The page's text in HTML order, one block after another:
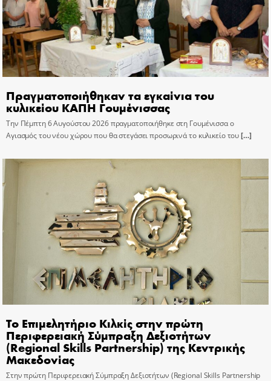
Πραγματοποιήθηκαν τα εγκαίνια του
κυλικείου ΚΑΠΗ Γουμένισσας
Την Πέμπτη 6 Αυγούστου 2026 πραγματοποιήθηκε στη Γουμένισσα ο
Αγιασμός του νέου χώρου που θα στεγάσει προσωρινά το κυλικείο του[…]
Το Επιμελητήριο Κιλκίς στην πρώτη
Περιφερειακή Σύμπραξη Δεξιοτήτων
(Regional Skills Partnership) της Κεντρικής
Μακεδονίας
Στην πρώτη Περιφερειακή Σύμπραξη Δεξιοτήτων (Regional Skills Partnership